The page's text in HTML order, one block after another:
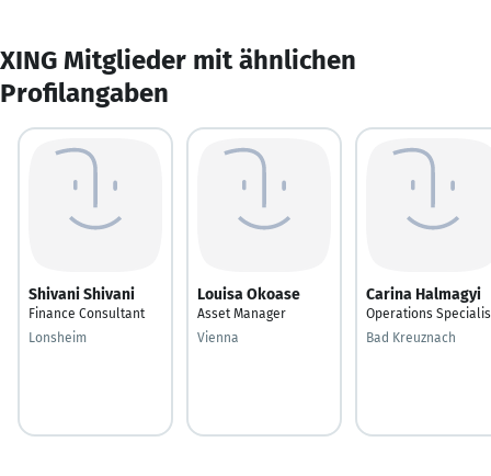
XING Mitglieder mit ähnlichen
Profilangaben
Shivani Shivani
Finance Consultant
Lonsheim
Louisa Okoase
Asset Manager
Vienna
Carina Halmagyi
Operations
Bad Kreuznach